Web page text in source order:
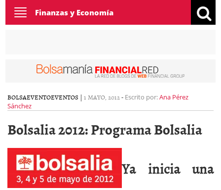
Toggle
navigation
Finanzas y Economía
BOLSAEVENTOEVENTOS | 1 MAYO, 2012- Escrito por:Ana Pérez
Sánchez
Bolsalia 2012: Programa Bolsalia
Ya inicia una